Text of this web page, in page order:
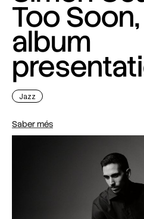
Too
album
Jazz
Saber més